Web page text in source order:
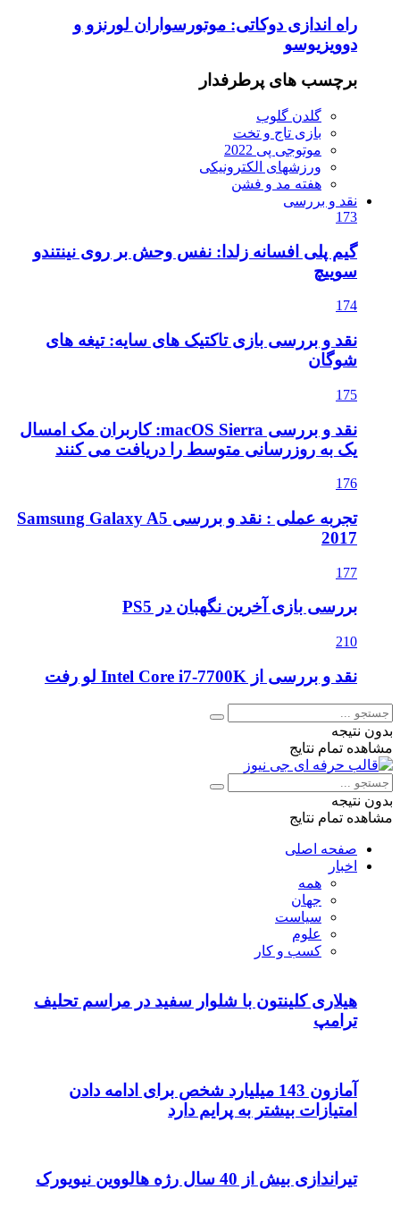
راه اندازی دوکاتی: موتورسواران لورنزو و
دوویزیوسو
برچسب های پرطرفدار
گلدن گلوب
بازی تاج و تخت
موتوجی پی 2022
ورزشهای الکترونیکی
هفته مد و فشن
نقد و بررسی
173
گیم پلی افسانه زلدا: نفس وحش بر روی نینتندو
سوییچ
174
نقد و بررسی بازی تاکتیک های سایه: تیغه های
شوگان
175
نقد و بررسی macOS Sierra: کاربران مک امسال
یک به روزرسانی متوسط را دریافت می کنند
176
تجربه عملی : نقد و بررسی Samsung Galaxy A5
2017
177
بررسی بازی آخرین نگهبان در PS5
210
نقد و بررسی از Intel Core i7-7700K لو رفت
بدون نتیجه
مشاهده تمام نتایج
بدون نتیجه
مشاهده تمام نتایج
صفحه اصلی
اخبار
همه
جهان
سیاست
علوم
کسب و کار
هیلاری کلینتون با شلوار سفید در مراسم تحلیف
ترامپ
آمازون 143 میلیارد شخص برای ادامه دادن
امتیازات بیشتر به پرایم دارد
تیراندازی بیش از 40 سال رژه هالووین نیویورک